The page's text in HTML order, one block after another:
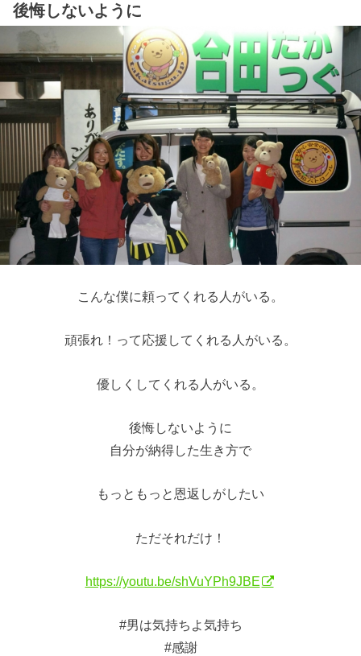
後悔しないように
こんな僕に頼ってくれる人がいる。
頑張れ！って応援してくれる人がいる。
優しくしてくれる人がいる。
後悔しないように
自分が納得した生き方で
もっともっと恩返しがしたい
ただそれだけ！
https://youtu.be/shVuYPh9JBE
#男は気持ちよ気持ち
#感謝